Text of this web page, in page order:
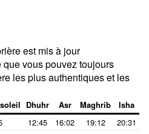
est mis à jour
vous pouvez toujours
les plus authentiques et les
Dhuhr Asr Maghrib Isha
12:45 16:02 19:12
20:31